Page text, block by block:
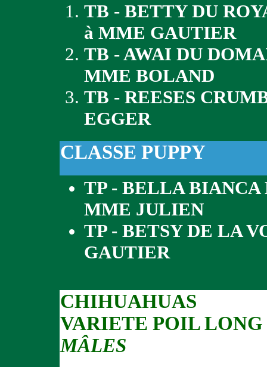
TB - BETTY DU
à MME GAUTIER
TB - AWAI DU
MME BOLAND
TB - REESES
EGGER
CLASSE PUPPY
TP - BELLA BIANCA
MME JULIEN
TP - BETSY DE LA
GAUTIER
CHIHUAHUAS
VARIETE POIL LONG
MÂLES